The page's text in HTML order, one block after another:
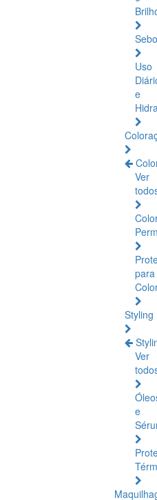
Uso
e
Ver
para
Styling
Ver
e